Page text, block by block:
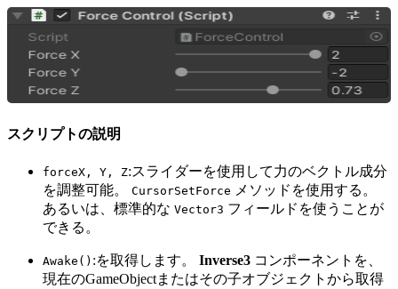
スクリプトの説明
forceX, Y, Z:スライダーを使用して力のベクトル成分
を調整可能。 CursorSetForce メソッドを使用する。
あるいは、標準的な Vector3 フィールドを使うことが
できる。
Awake() :を取得します。 Inverse3 コンポーネントを、
現在のGameObjectまたはその子オブジェクトから取得